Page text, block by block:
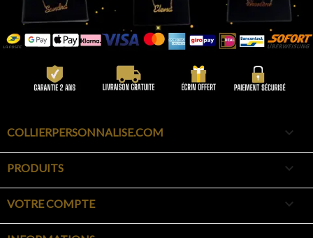
COLLIERPERSONNALISE.COM 
PRODUITS 
VOTRE COMPTE 